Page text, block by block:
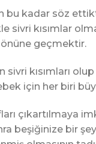
bu kadar söz
sivri kısımlar
geçmektir.
sivri kısımları
için her biri
çıkartılmaya
beşiğinize bir